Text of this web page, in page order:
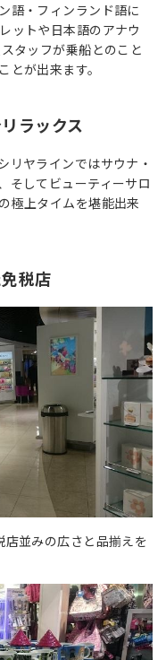
語・フィンランド語に
ットや日本語のアナウ
タッフが乗船とのこと
が出来ます。
ラックス
リヤラインではサウナ・
そしてビューティーサロ
極上タイムを堪能出来
税店
並みの広さと品揃えを